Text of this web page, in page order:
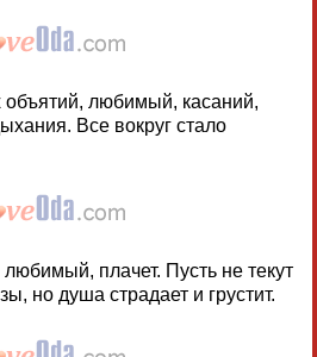
объятий, любимый, касаний,
Все вокруг стало
плачет. Пусть не текут
но душа страдает и грустит.